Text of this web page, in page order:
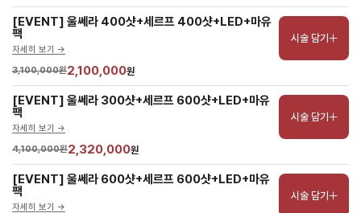
[EVENT] 울쎄라 400샷+세르프 400샷+LED+마유
팩
자세히 보기 ->
3,100,000원2,100,000원
시술 담기
[EVENT] 울쎄라 300샷+세르프 600샷+LED+마유
팩
자세히 보기 ->
4,100,000원2,320,000원
시술 담기
[EVENT] 울쎄라 600샷+세르프 600샷+LED+마유
팩
자세히 보기 ->
시술 담기